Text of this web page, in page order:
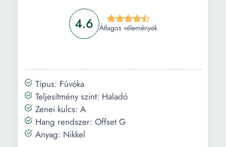
4.6 Átlagos vélemények
Típus: Fúvóka
Teljesítmény szint: Haladó
Zenei kulcs: A
Hang rendszer: Offset G
Anyag: Nikkel